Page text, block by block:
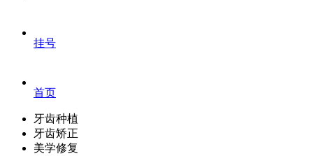
挂号
首页
牙齿种植
牙齿矫正
美学修复